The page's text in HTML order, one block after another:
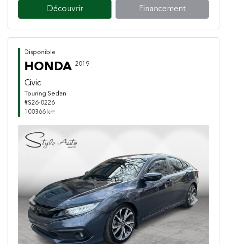
Découvrir Financement
Disponible
HONDA 2019
Civic
Touring Sedan
#S26-0226
100366 km
Previous Next